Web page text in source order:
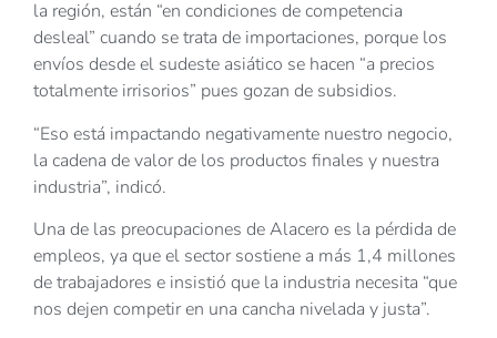
la región, están “en condiciones de competencia
desleal” cuando se trata de importaciones, porque los
envíos desde el sudeste asiático se hacen “a precios
totalmente irrisorios” pues gozan de subsidios.
“Eso está impactando negativamente nuestro negocio,
la cadena de valor de los productos finales y nuestra
industria”, indicó.
Una de las preocupaciones de Alacero es la pérdida de
empleos, ya que el sector sostiene a más 1,4 millones
de trabajadores e insistió que la industria necesita “que
nos dejen competir en una cancha nivelada y justa”.